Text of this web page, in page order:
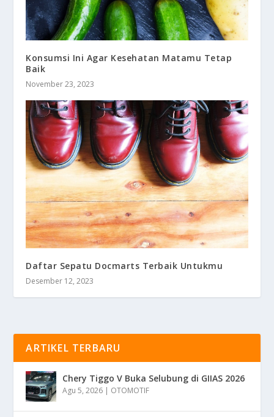
Konsumsi Ini Agar Kesehatan Matamu Tetap
Baik
November 23, 2023
Daftar Sepatu Docmarts Terbaik Untukmu
Desember 12, 2023
ARTIKEL TERBARU
Chery Tiggo V Buka Selubung di GIIAS 2026
Agu 5, 2026 | OTOMOTIF